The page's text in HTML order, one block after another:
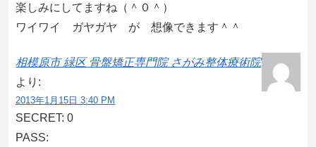
楽しみにしてますね（＾０＾）
ワイワイ ガヤガヤ が 想像できます＾＾
相模原市 緑区 骨盤矯正専門院 さがみ整体療術院
より:
2013年1月15日 3:40 PM
SECRET: 0
PASS: